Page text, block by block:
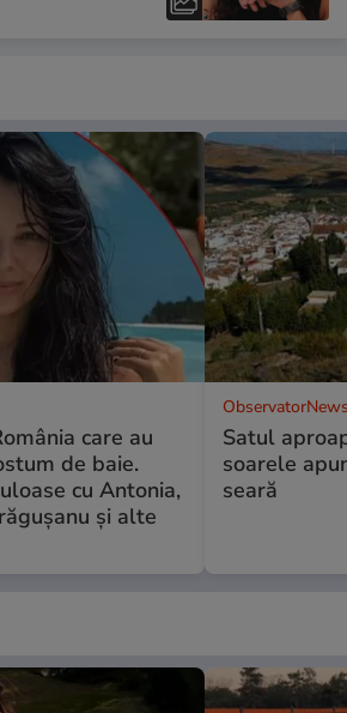
care au
de baie.
cu Antonia,
și alte
Satul
soarele
seară